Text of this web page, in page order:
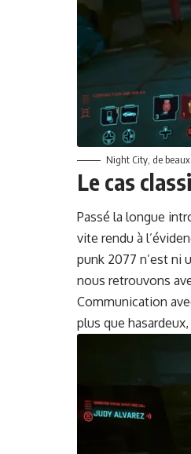
Night City, de
Le cas
Passé la longue
vite ren­du à
punk 2077 n’est ni
nous retrou­vons
Com­mu­ni­ca­tion
plus que